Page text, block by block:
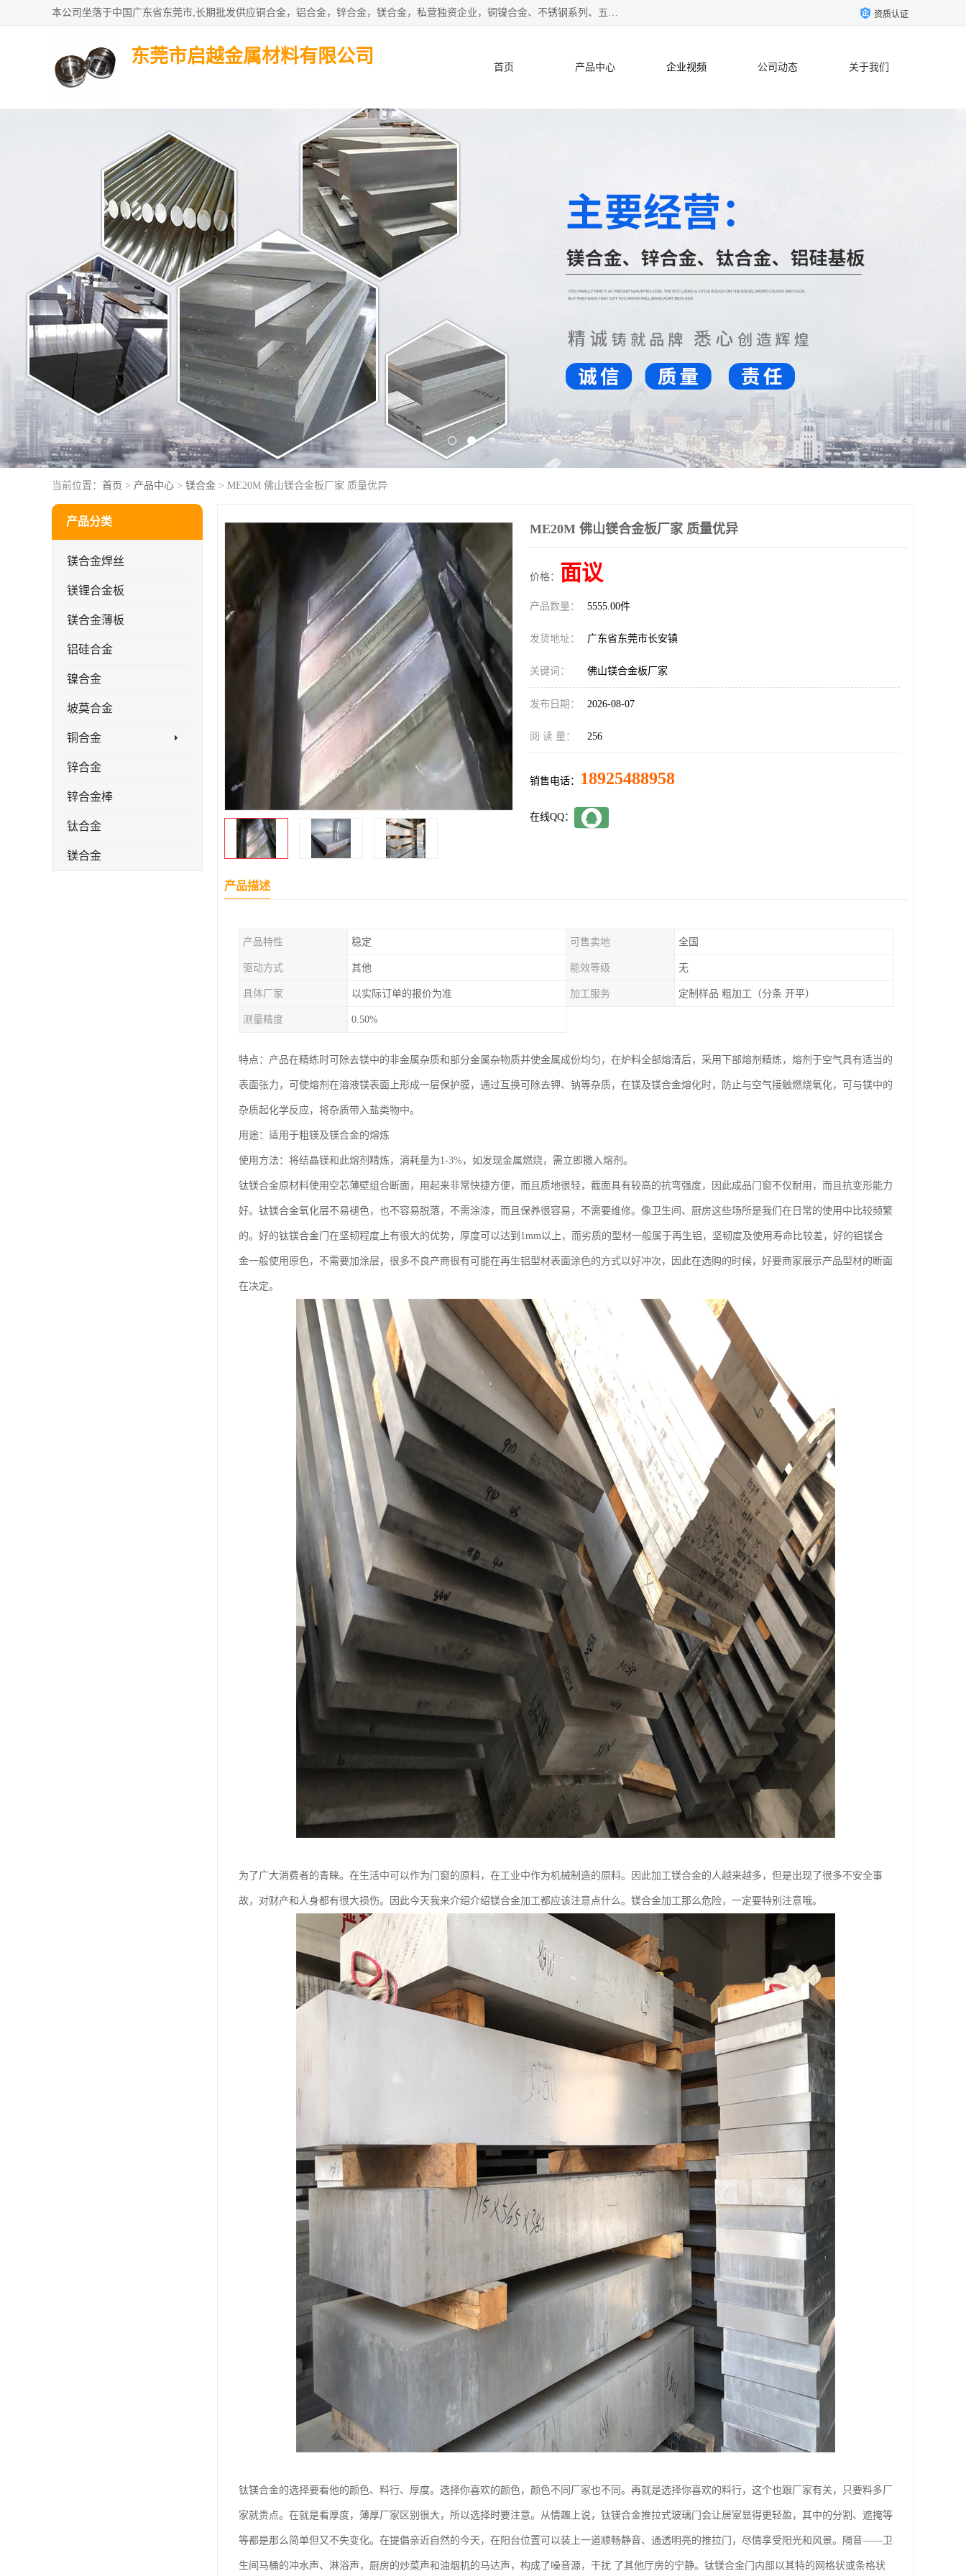
本公司坐落于中国广东省东莞市,长期批发供应铜合金，铝合金，锌合金，镁合金，私营独资企业，铜镍合金、不锈钢系列、五金冲压材料、进口金属材料、钨钢、高速钢、白钢刀、铝系列材料、铝镁合金、锰钢片等，启越是一家经国家相关部门批准注册的企业。公司以雄厚的实力、合理的厂家、优良的服务与多家企业建立了长期的合作关系。欢迎前来参观、考察、洽谈业务。 金属材料...,欢迎惠顾！ 资质认证
东莞市启越金属材料有限公司
首页 产品中心 企业视频 公司动态 关于我们
当前位置： 首页 > 产品中心 > 镁合金 > ME20M 佛山镁合金板厂家 质量优异
产品分类
镁合金焊丝
镁锂合金板
镁合金薄板
铝硅合金
镍合金
坡莫合金
铜合金
锌合金
锌合金棒
钛合金
镁合金
ME20M 佛山镁合金板厂家 质量优异
价格： 面议
产品数量： 5555.00件
发货地址： 广东省东莞市长安镇
关键词： 佛山镁合金板厂家
发布日期： 2026-08-07
阅 读 量： 256
销售电话： 18925488958
在线QQ：
产品描述
产品特性 稳定 可售卖地 全国
驱动方式 其他 能效等级 无
具体厂家 以实际订单的报价为准 加工服务 定制样品 粗加工（分条 开平）
测量精度 0.50%
特点：产品在精练时可除去镁中的非金属杂质和部分金属杂物质并使金属成份均匀，在炉料全部熔清后，采用下部熔剂精炼，熔剂于空气具有适当的
表面张力，可使熔剂在溶液镁表面上形成一层保护膜，通过互换可除去钾、钠等杂质，在镁及镁合金熔化时，防止与空气接触燃烧氧化，可与镁中的
杂质起化学反应，将杂质带入盐类物中。
用途：适用于粗镁及镁合金的熔炼
使用方法：将结晶镁和此熔剂精炼，消耗量为1-3%，如发现金属燃烧，需立即撒入熔剂。
钛镁合金原材料使用空芯薄壁组合断面，用起来非常快捷方便，而且质地很轻，截面具有较高的抗弯强度，因此成品门窗不仅耐用，而且抗变形能力
好。钛镁合金氧化层不易褪色，也不容易脱落，不需涂漆，而且保养很容易，不需要维修。像卫生间、厨房这些场所是我们在日常的使用中比较频繁
的。好的钛镁合金门在坚韧程度上有很大的优势，厚度可以达到1mm以上，而劣质的型材一般属于再生铝，坚韧度及使用寿命比较差，好的铝镁合
金一般使用原色，不需要加涂层，很多不良产商很有可能在再生铝型材表面涂色的方式以好冲次，因此在选购的时候，好要商家展示产品型材的断面
在决定。
为了广大消费者的青睐。在生活中可以作为门窗的原料，在工业中作为机械制造的原料。因此加工镁合金的人越来越多，但是出现了很多不安全事
故，对财产和人身都有很大损伤。因此今天我来介绍介绍镁合金加工都应该注意点什么。镁合金加工那么危险，一定要特别注意哦。
钛镁合金的选择要看他的颜色、料行、厚度。选择你喜欢的颜色，颜色不同厂家也不同。再就是选择你喜欢的料行，这个也跟厂家有关，只要料多厂
家就贵点。在就是看厚度，薄厚厂家区别很大，所以选择时要注意。从情趣上说，钛镁合金推拉式玻璃门会让居室显得更轻盈，其中的分割、遮掩等
等都是那么简单但又不失变化。在提倡亲近自然的今天，在阳台位置可以装上一道顺畅静音、通透明亮的推拉门，尽情享受阳光和风景。隔音——卫
生间马桶的冲水声、淋浴声，厨房的炒菜声和油烟机的马达声，构成了噪音源，干扰 了其他厅房的宁静。钛镁合金门内部以其特的网格状或条格状